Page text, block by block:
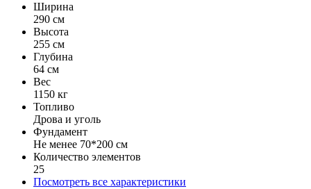
Ширина
290 см
Высота
255 см
Глубина
64 см
Вес
1150 кг
Топливо
Дрова и уголь
Фундамент
Не менее 70*200 см
Количество элементов
25
Посмотреть все характеристики